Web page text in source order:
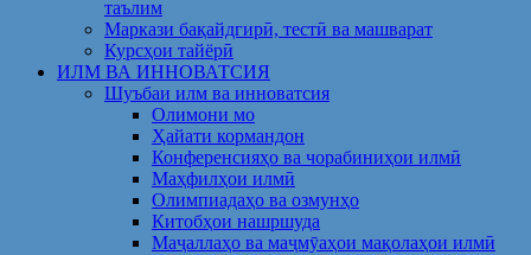
таълим
Маркази бақайдгирӣ, тестӣ ва машварат
Курсҳои тайёрӣ
ИЛМ ВА ИННОВАТСИЯ
Шуъбаи илм ва инноватсия
Олимони мо
Ҳайати кормандон
Конференсияҳо ва чорабиниҳои илмӣ
Маҳфилҳои илмӣ
Олимпиадаҳо ва озмунҳо
Китобҳои нашршуда
Маҷаллаҳо ва маҷмӯаҳои мақолаҳои илмӣ